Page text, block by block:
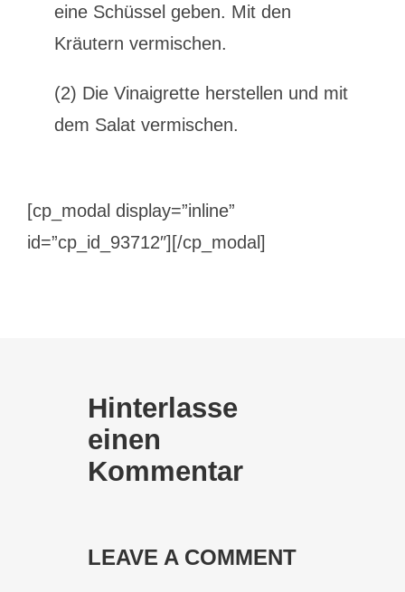
eine Schüssel geben. Mit den
Kräutern vermischen.
(2) Die Vinaigrette herstellen und mit
dem Salat vermischen.
[cp_modal display=”inline”
id=”cp_id_93712″][/cp_modal]
Hinterlasse
einen
Kommentar
LEAVE A COMMENT